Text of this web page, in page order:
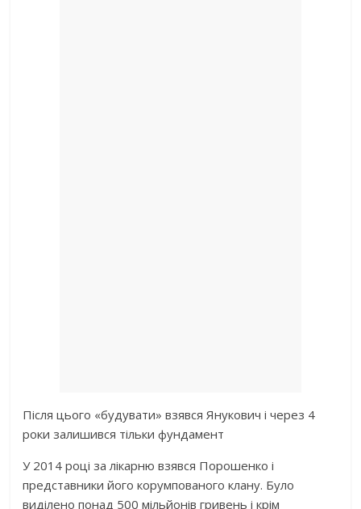
Після цього «будувати» взявся Янукович і через 4
роки залишився тільки фундамент
У 2014 році за лікарню взявся Порошенко і
представники його корумпованого клану. Було
виділено понад 500 мільйонів гривень і крім